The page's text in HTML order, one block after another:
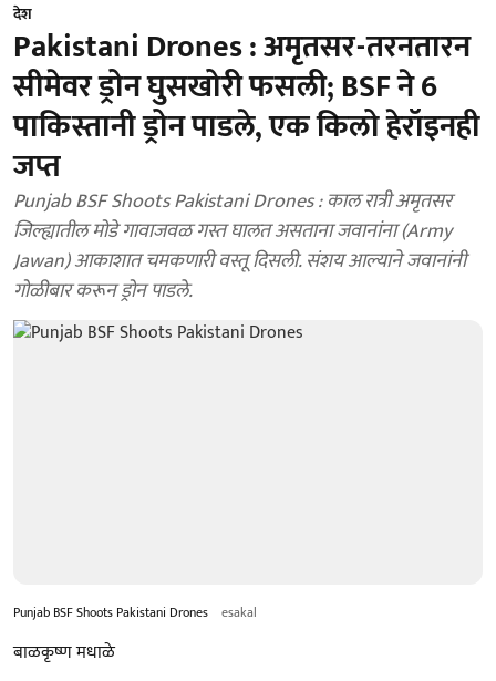
देश
Pakistani Drones : अमृतसर-तरनतारन
सीमेवर ड्रोन घुसखोरी फसली; BSF ने 6
पाकिस्तानी ड्रोन पाडले, एक किलो हेरॉइनही
जप्त
Punjab BSF Shoots Pakistani Drones : काल रात्री अमृतसर
जिल्ह्यातील मोडे गावाजवळ गस्त घालत असताना जवानांना (Army
Jawan) आकाशात चमकणारी वस्तू दिसली. संशय आल्याने जवानांनी
गोळीबार करून ड्रोन पाडले.
Punjab BSF Shoots Pakistani Drones esakal
बाळकृष्ण मधाळे